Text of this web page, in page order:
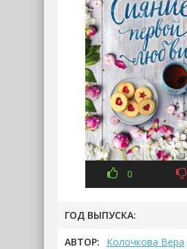
0
ГОД ВЫПУСКА:
АВТОР: Колочкова Вера